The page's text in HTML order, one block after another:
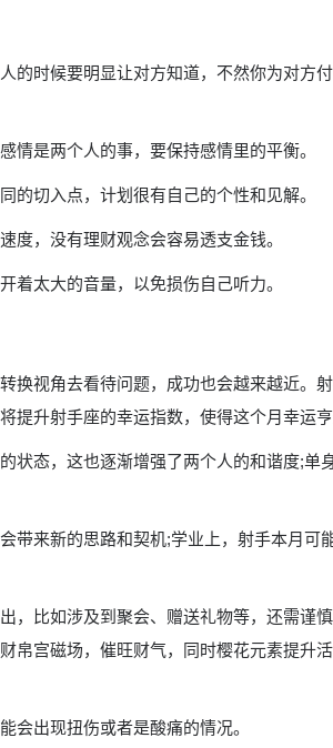
时候要明显让对方知道，不然你为对方
情是两个人的事，要保持感情里的平衡。
的切入点，计划很有自己的个性和见解。
度，没有理财观念会容易透支金钱。
着太大的音量，以免损伤自己听力。
视角去看待问题，成功也会越来越近。
提升射手座的幸运指数，使得这个月幸运
状态，这也逐渐增强了两个人的和谐度;
来新的思路和契机;学业上，射手本月
，比如涉及到聚会、赠送礼物等，还需谨
宫磁场，催旺财气，同时樱花元素提升
会出现扭伤或者是酸痛的情况。